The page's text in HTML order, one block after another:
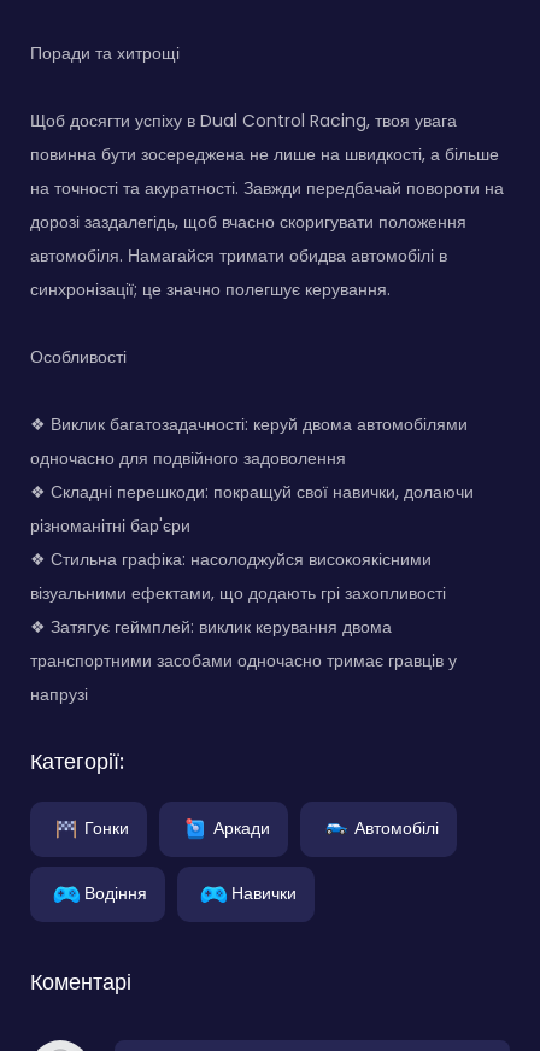
Поради та хитрощі
Щоб досягти успіху в Dual Control Racing, твоя увага
повинна бути зосереджена не лише на швидкості, а більше
на точності та акуратності. Завжди передбачай повороти на
дорозі заздалегідь, щоб вчасно скоригувати положення
автомобіля. Намагайся тримати обидва автомобілі в
синхронізації; це значно полегшує керування.
Особливості
❖ Виклик багатозадачності: керуй двома автомобілями
одночасно для подвійного задоволення
❖ Складні перешкоди: покращуй свої навички, долаючи
різноманітні бар'єри
❖ Стильна графіка: насолоджуйся високоякісними
візуальними ефектами, що додають грі захопливості
❖ Затягує геймплей: виклик керування двома
транспортними засобами одночасно тримає гравців у
напрузі
Категорії:
Гонки Аркади Автомобілі
Водіння Навички
Коментарі